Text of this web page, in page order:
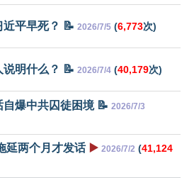
平早死？ 📝 2026/7/5 (6,773次)
明什么？ 📝 2026/7/4 (40,179次)
爆中共囚徒困境 📝 2026/7/3
延两个月才发话 ▶️ 2026/7/2 (41,124